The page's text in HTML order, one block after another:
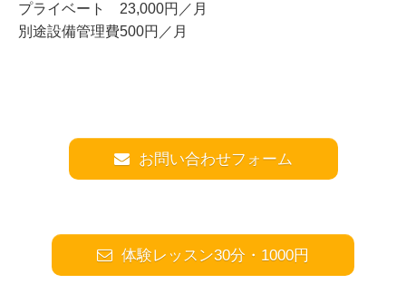
プライベート 23,000円／月
別途設備管理費500円／月
お問い合わせフォーム
体験レッスン30分・1000円